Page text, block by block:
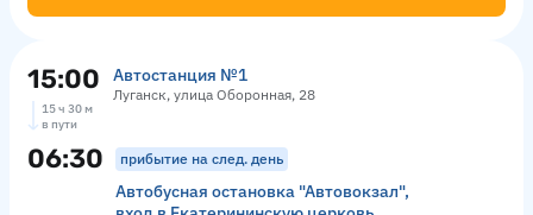
15:00 Автостанция №1
Луганск, улица Оборонная, 28
15 ч 30 м
в пути
06:30 прибытие на след. день
Автобусная остановка "Автовокзал",